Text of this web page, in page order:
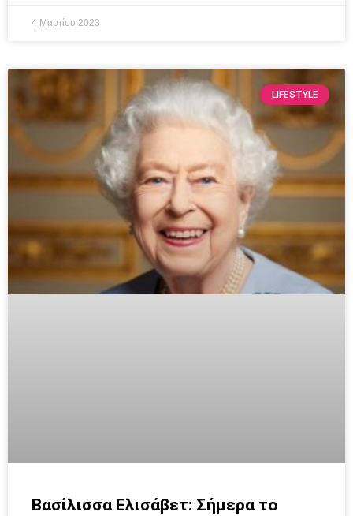
4 Μαρτίου 2023
LIFESTYLE
Βασίλισσα Ελισάβετ: Σήμερα το